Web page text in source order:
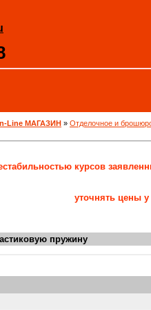
Line МАГАЗИН » Отделочное и
курсов
уточнять цены
пружину